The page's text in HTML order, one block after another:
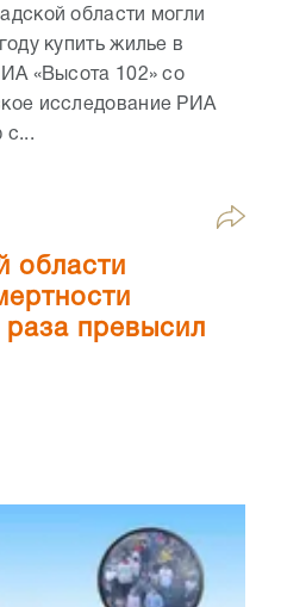
области могли
купить жилье в
«Высота 102» со
исследование РИА
с...
области
раза превысил